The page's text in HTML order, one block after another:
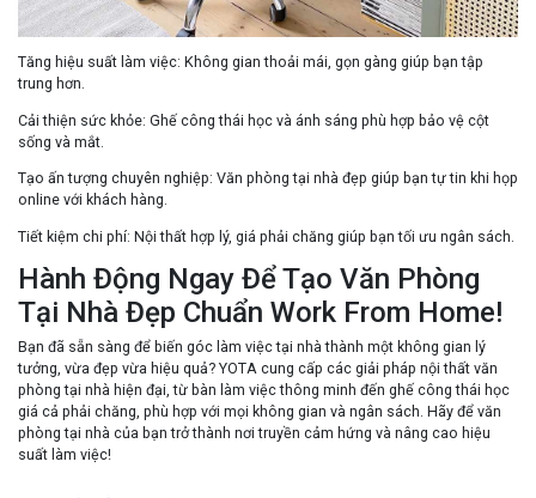
Tăng hiệu suất làm việc: Không gian thoải mái, gọn gàng giúp bạn tập
trung hơn.
Cải thiện sức khỏe: Ghế công thái học và ánh sáng phù hợp bảo vệ cột
sống và mắt.
Tạo ấn tượng chuyên nghiệp: Văn phòng tại nhà đẹp giúp bạn tự tin khi họp
online với khách hàng.
Tiết kiệm chi phí: Nội thất hợp lý, giá phải chăng giúp bạn tối ưu ngân sách.
Hành Động Ngay Để Tạo Văn Phòng
Tại Nhà Đẹp Chuẩn Work From Home!
Bạn đã sẵn sàng để biến góc làm việc tại nhà thành một không gian lý
tưởng, vừa đẹp vừa hiệu quả? YOTA cung cấp các giải pháp nội thất văn
phòng tại nhà hiện đại, từ bàn làm việc thông minh đến ghế công thái học
giá cả phải chăng, phù hợp với mọi không gian và ngân sách. Hãy để văn
phòng tại nhà của bạn trở thành nơi truyền cảm hứng và nâng cao hiệu
suất làm việc!